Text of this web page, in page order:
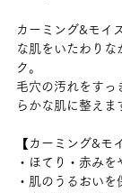
カーミング&モイ
な肌をいたわりな
ク。
毛穴の汚れをすっ
らかな肌に整えま
【カーミング&モ
・ほてり・赤みを
・肌のうるおいを